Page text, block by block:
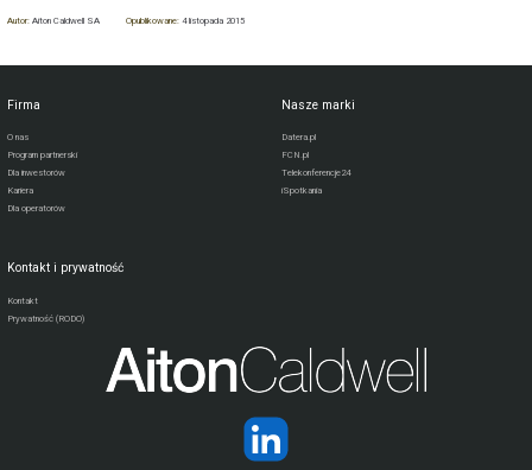
Autor:Aiton Caldwell SA Opublikowane: 4 listopada 2015
Firma
O nas
Program partnerski
Dla inwestorów
Kariera
Dla operatorów
Nasze marki
Datera.pl
FCN.pl
Telekonferencje24
iSpotkania
Kontakt i prywatność
Kontakt
Prywatność (RODO)